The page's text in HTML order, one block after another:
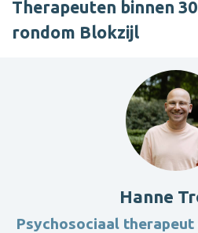
Therapeuten binnen
rondom Blokzijl
Hanne
Psychosociaal